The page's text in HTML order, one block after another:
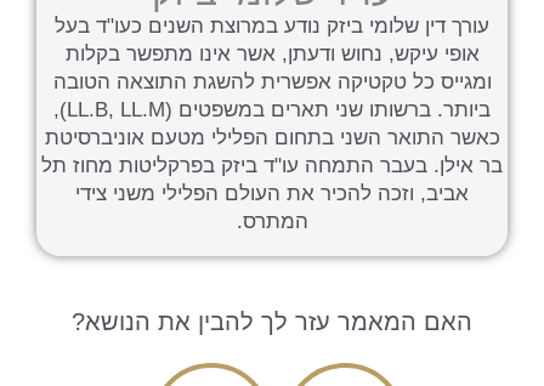
עורך דין שלומי ביזק נודע במרוצת השנים כעו"ד בעל
אופי עיקש, נחוש ודעתן, אשר אינו מתפשר בקלות
ומגייס כל טקטיקה אפשרית להשגת התוצאה הטובה
ביותר. ברשותו שני תארים במשפטים (LL.B, LL.M),
כאשר התואר השני בתחום הפלילי מטעם אוניברסיטת
בר אילן. בעבר התמחה עו"ד ביזק בפרקליטות מחוז תל
אביב, וזכה להכיר את העולם הפלילי משני צידי
המתרס.
האם המאמר עזר לך להבין את הנושא?